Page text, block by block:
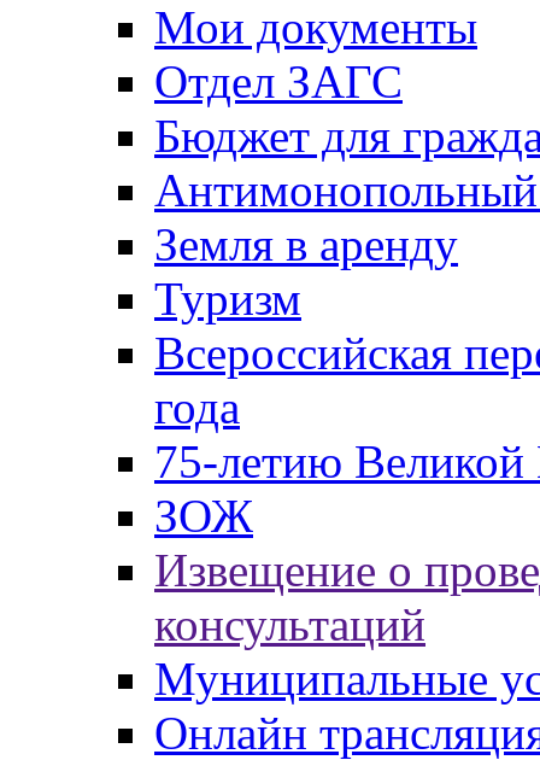
Мои документы
Отдел ЗАГС
Бюджет для
Антимонопольный
Земля в аренду
Туризм
Всероссийская
года
75-летию
ЗОЖ
Извещение о
консультаций
Муниципальные
Онлайн